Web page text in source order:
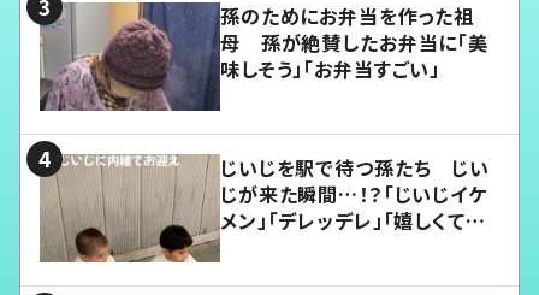
孫のためにお弁当を作った祖
母 孫が絶賛したお弁当に「美
味しそう」「お弁当すごい」
じいじを駅で待つ孫たち じい
じが来た瞬間…！？「じいじイケ
メン」「デレッデレ」「嬉しくて可